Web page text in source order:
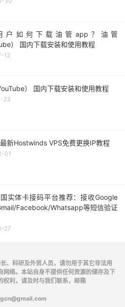
户如何下载油管app？油管
） 国内下载安装和使用教程
12
） 国内下载安装和使用教程
23
新Hostwinds VPS免费更换IP教程
01
实体卡接码平台推荐：接收Google
Facebook/Whatsapp等短信验证
27
、科研及外贸人员，请勿用于其它非法用
网络。本站自身不提供任何资源的储存及下
权利，请及时与我们联系，邮箱